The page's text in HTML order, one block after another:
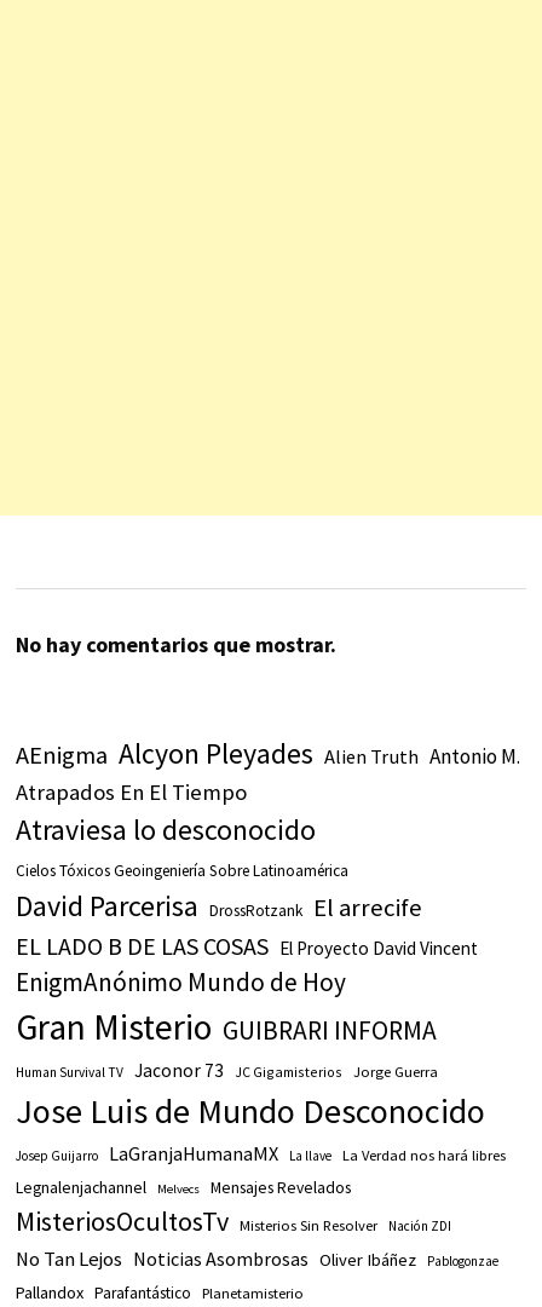
No hay comentarios que mostrar.
AEnigma Alcyon Pleyades Alien Truth Antonio M.
Atrapados En El Tiempo
Atraviesa lo desconocido
Cielos Tóxicos Geoingeniería Sobre Latinoamérica
David Parcerisa DrossRotzank El arrecife
EL LADO B DE LAS COSAS El Proyecto David Vincent
EnigmAnónimo Mundo de Hoy
Gran Misterio GUIBRARI INFORMA
Human Survival TV Jaconor 73 JC Gigamisterios Jorge Guerra
Jose Luis de Mundo Desconocido
Josep Guijarro LaGranjaHumanaMX La llave La Verdad nos hará libres
Legnalenjachannel Melvecs Mensajes Revelados
MisteriosOcultosTv Misterios Sin Resolver Nación ZDI
No Tan Lejos Noticias Asombrosas Oliver Ibáñez Pablogonzae
Pallandox Parafantástico Planetamisterio